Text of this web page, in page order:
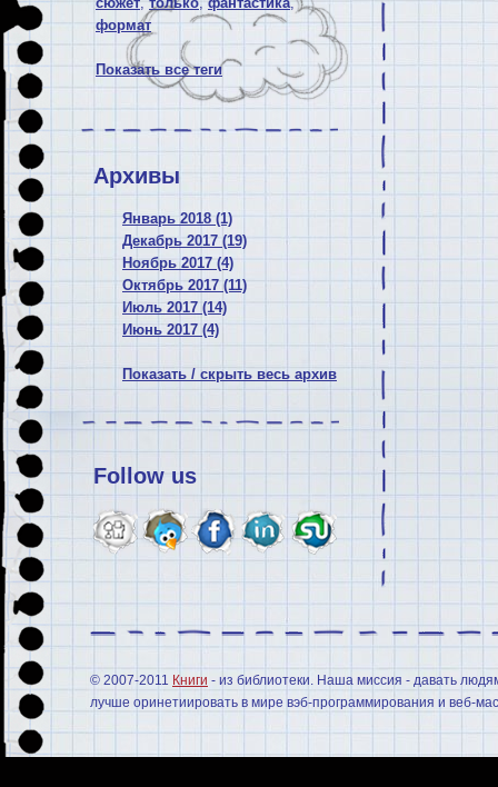
формат
Показать все теги
Архивы
Январь 2018 (1)
Декабрь 2017 (19)
Ноябрь 2017 (4)
Октябрь 2017 (11)
Июль 2017 (14)
Июнь 2017 (4)
Показать / скрыть весь архив
Follow us
© 2007-2011 Книги - из библиотеки. Наша миссия - давать
лучше оринетиировать в мире вэб-программирования и веб-